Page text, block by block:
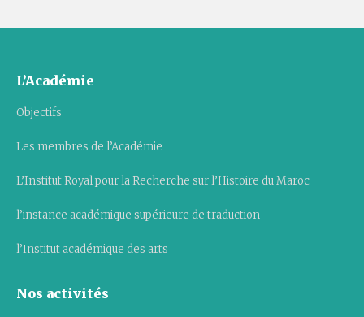
L’Académie
Objectifs
Les membres de l’Académie
L’Institut Royal pour la Recherche sur l’Histoire du Maroc
l’instance académique supérieure de traduction
l’Institut académique des arts
Nos activités